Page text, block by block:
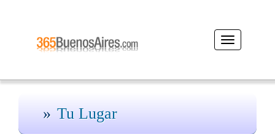
Desplegar
navegación
Tu Lugar